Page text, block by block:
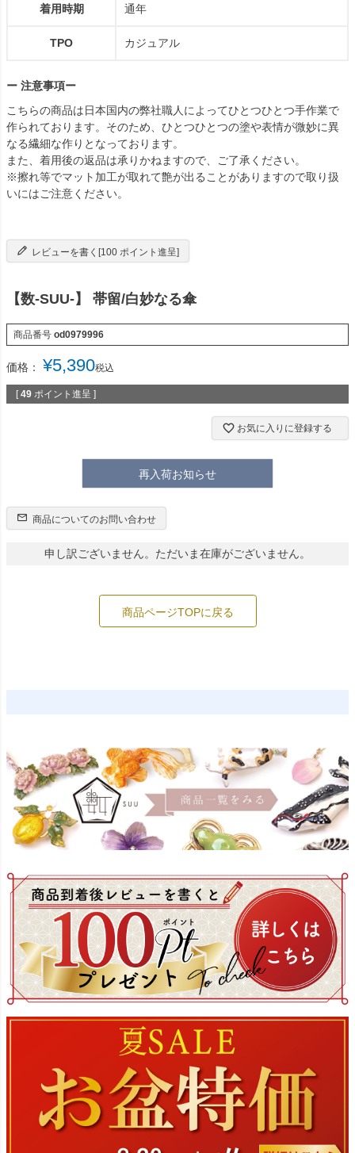
着用時期 通年
TPO カジュアル
ー 注意事項ー
こちらの商品は日本国内の弊社職人によってひとつひとつ手作業で
作られております。そのため、ひとつひとつの塗や表情が微妙に異
なる繊細な作りとなっております。
また、着用後の返品は承りかねますので、ご了承ください。
※擦れ等でマット加工が取れて艶が出ることがありますので取り扱
いにはご注意ください。
レビューを書く[100 ポイント進呈]
【数-SUU-】 帯留/白妙なる傘
商品番号 od0979996
価格： ¥5,390税込
[ 49 ポイント進呈 ]
お気に入りに登録する
再入荷お知らせ
商品についてのお問い合わせ
申し訳ございません。ただいま在庫がございません。
商品ページTOPに戻る